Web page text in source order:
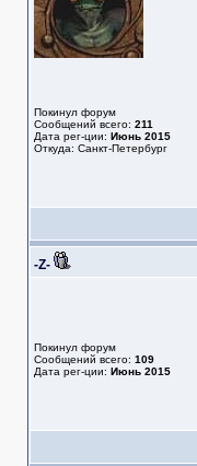
Покинул форум
Сообщений всего: 211
Дата рег-ции: Июнь 2015
Откуда: Санкт-Петербург
-Z-
Покинул форум
Сообщений всего: 109
Дата рег-ции: Июнь 2015